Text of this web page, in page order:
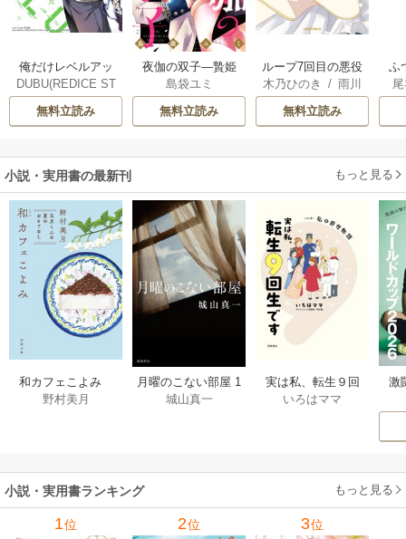
俺だけレベルアッ
プな件
DUBU(REDICE ST
/ Chugong
h-goon
無料立読み
夜伽の双子―贄姫
は二人の王子に愛
される―
島袋ユミ
無料立読み
ループ7回目の悪役
令嬢は、元敵国で
自由気ままな花嫁
生活を満喫する
木乃ひのき /雨川
/ 八美☆わん
無料立読み
ふ
小説・実用書の最新刊 もっと見る
和カフェこよみ
五月くんの夏のお
野村美月
月曜のこない部屋 1
巻
城山真一
実は私、転生９回
生です マンガ
いろはママ
激
小説・実用書ランキング もっと見る
1位 2位 3位